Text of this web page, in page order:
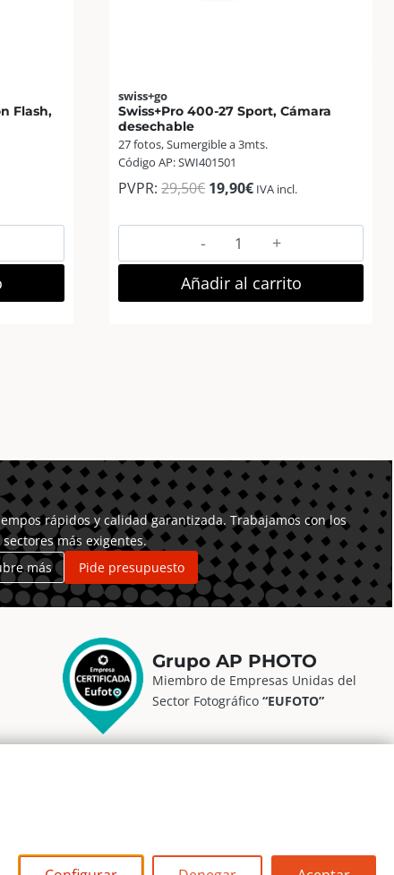
Flash,
swiss+go
Swiss+Pro 400-27 Sport, Cámara
desechable
27 fotos, Sumergible a 3mts.
Código AP: SWI401501
PVPR: 29,50€ El
original
29,50€.
19,90€El
actual
19,90€.
IVA incl.
Swiss+Pro
400-
27
Sport,
Añadir al carrito
rápidos y calidad garantizada. Trabajamos con los
sectores más exigentes.
más
Pide presupuesto
Grupo AP PHOTO
Miembro de Empresas Unidas del
Sector Fotográfico “EUFOTO”